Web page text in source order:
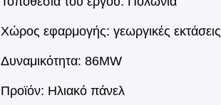
Χώρος εφαρμογής: γεωργικές εκτάσεις
Δυναμικότητα: 86MW
Προϊόν: Ηλιακό πάνελ